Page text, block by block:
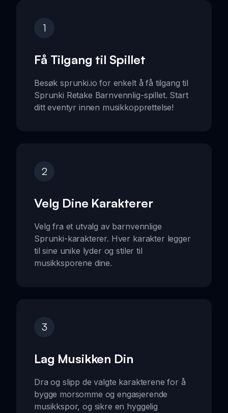
1
Få Tilgang til Spillet
Besøk sprunki.io for enkelt å få tilgang til
Sprunki Retake Barnvennlig-spillet. Start
ditt eventyr innen musikkopprettelse!
2
Velg Dine Karakterer
Velg fra et utvalg av barnvennlige
Sprunki-karakterer. Hver karakter legger
til sine unike lyder og stiler til
musikksporene dine.
3
Lag Musikken Din
Dra og slipp de valgte karakterene for å
bygge morsomme og engasjerende
musikkspor, og sikre en hyggelig